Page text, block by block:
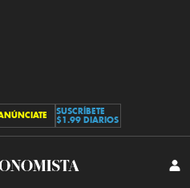
SUSCRÍBETE
$1.99 DIARIOS
El